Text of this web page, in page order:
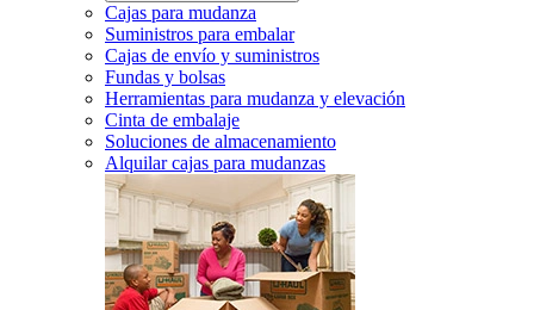
Cajas para mudanza
Suministros para embalar
Cajas de envío y suministros
Fundas y bolsas
Herramientas para mudanza y elevación
Cinta de embalaje
Soluciones de almacenamiento
Alquilar cajas para mudanzas